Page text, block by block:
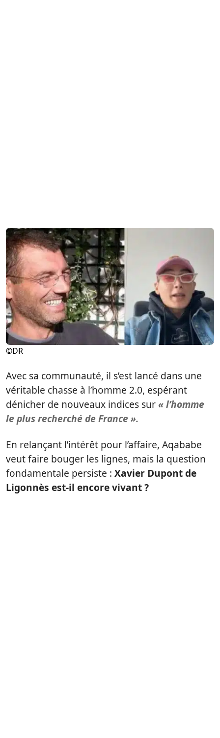
©DR
Avec sa communauté, il s’est lancé dans une
véritable chasse à l’homme 2.0, espérant
dénicher de nouveaux indices sur« l’homme
le plus recherché de France ».
En relançant l’intérêt pour l’affaire, Aqababe
veut faire bouger les lignes, mais la question
fondamentale persiste : Xavier Dupont de
Ligonnès est-il encore vivant ?